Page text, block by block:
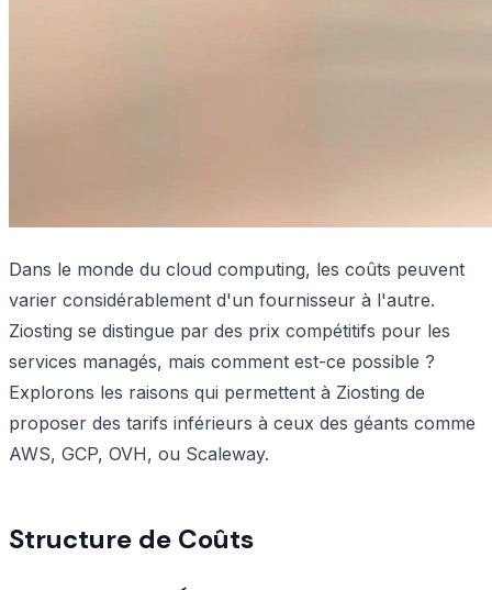
Dans le monde du cloud computing, les coûts peuvent
varier considérablement d'un fournisseur à l'autre.
Ziosting se distingue par des prix compétitifs pour les
services managés, mais comment est-ce possible ?
Explorons les raisons qui permettent à Ziosting de
proposer des tarifs inférieurs à ceux des géants comme
AWS, GCP, OVH, ou Scaleway.
Structure de Coûts